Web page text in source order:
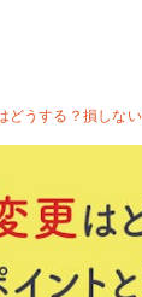
どうする？損しな